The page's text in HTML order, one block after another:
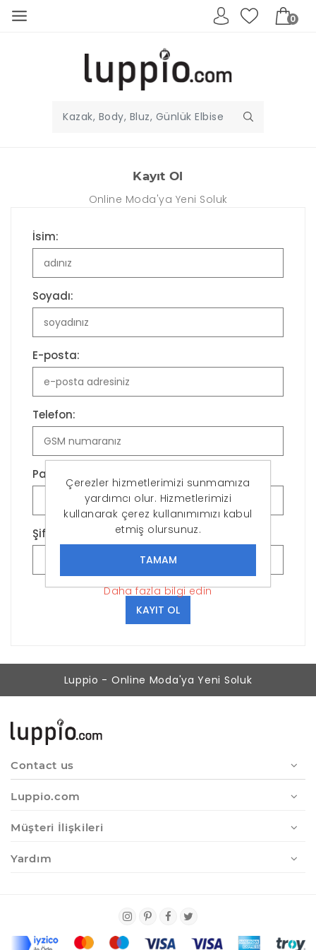
0
Kayıt Ol
Online Moda'ya Yeni Soluk
İsim:
Soyadı:
E-posta:
Telefon:
Parola:
Şifreyi Onayla:
KAYIT OL
Luppio - Online Moda'ya Yeni Soluk
Contact us
Luppio.com
Müşteri İlişkileri
Yardım
Çerezler hizmetlerimizi sunmamıza
yardımcı olur. Hizmetlerimizi
kullanarak çerez kullanımımızı kabul
etmiş olursunuz.
Daha fazla bilgi edin